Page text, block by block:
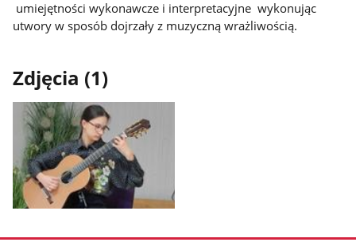
umiejętności wykonawcze i interpretacyjne wykonując
utwory w sposób dojrzały z muzyczną wrażliwością.
Zdjęcia (1)
zdjęcie